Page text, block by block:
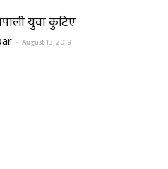
युवा कुटिए
- August 13, 2019